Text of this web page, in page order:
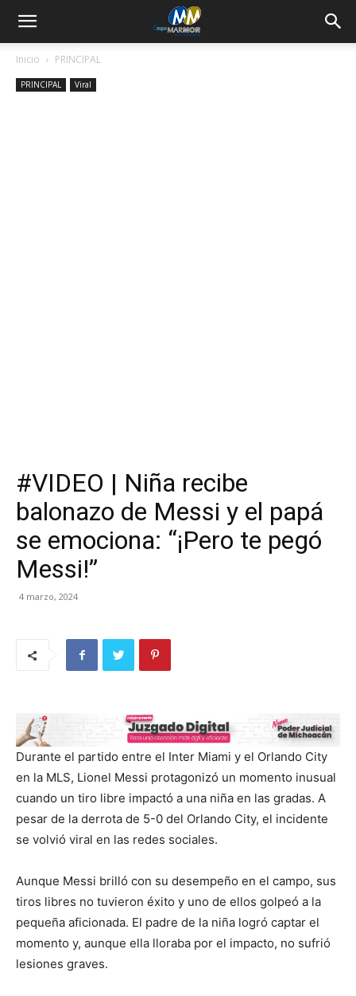
Inicio PRINCIPAL
PRINCIPAL Viral
#VIDEO | Niña recibe
balonazo de Messi y el papá
se emociona: “¡Pero te pegó
Messi!”
4 marzo, 2024
Durante el partido entre el Inter Miami y el Orlando City
en la MLS, Lionel Messi protagonizó un momento inusual
cuando un tiro libre impactó a una niña en las gradas. A
pesar de la derrota de 5-0 del Orlando City, el incidente
se volvió viral en las redes sociales.
Aunque Messi brilló con su desempeño en el campo, sus
tiros libres no tuvieron éxito y uno de ellos golpeó a la
pequeña aficionada. El padre de la niña logró captar el
momento y, aunque ella lloraba por el impacto, no sufrió
lesiones graves.